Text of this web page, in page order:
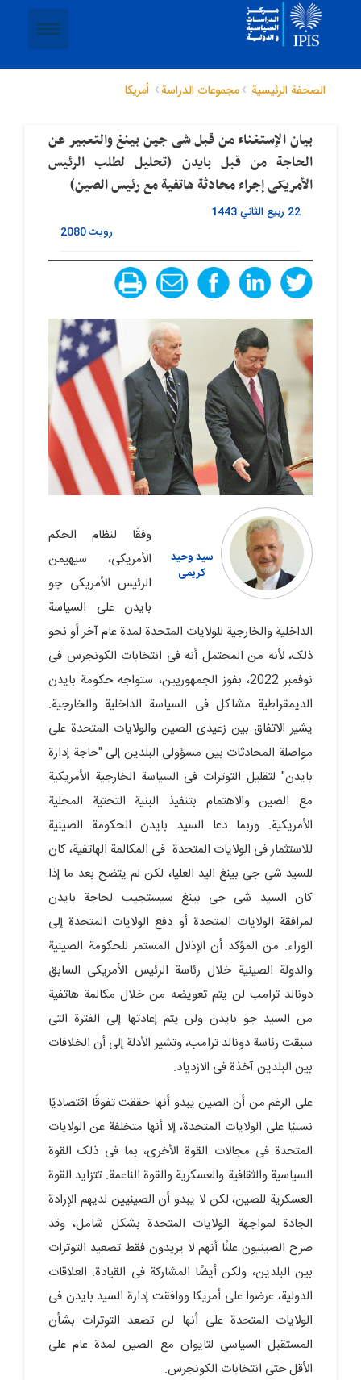
الصحفة الرئيسية مجموعات الدراسة أمريكا
بیان الإستغناء من قبل شی جین بینغ والتعبیر عن
الحاجة من قبل بایدن (تحلیل لطلب الرئیس
الأمریکی إجراء محادثة هاتفیة مع رئیس الصین)
22 ربيع الثاني 1443
رویت2080
سید وحید
کریمی
وفقًا لنظام الحکم
الأمریکی، سیهیمن
الرئیس الأمریکی جو
بایدن على السیاسة
الداخلیة والخارجیة للولایات المتحدة لمدة عام آخر أو نحو
ذلک، لأنه من المحتمل أنه فی انتخابات الکونجرس فی
نوفمبر 2022، بفوز الجمهوریین، ستواجه حکومة بایدن
الدیمقراطیة مشاکل فی السیاسة الداخلیة والخارجیة.
یشیر الاتفاق بین زعیدی الصین والولایات المتحدة على
مواصلة المحادثات بین مسؤولی البلدین إلى "حاجة إدارة
بایدن" لتقلیل التوترات فی السیاسة الخارجیة الأمریکیة
مع الصین والاهتمام بتنفیذ البنیة التحتیة المحلیة
الأمریکیة. وربما دعا السید بایدن الحکومة الصینیة
للاستثمار فی الولایات المتحدة. فی المکالمة الهاتفیة، کان
للسید شی جی بینغ الید العلیا، لکن لم یتضح بعد ما إذا
کان السید شی جی بینغ سیستجیب لحاجة بایدن
لمرافقة الولایات المتحدة أو دفع الولایات المتحدة إلى
الوراء. من المؤکد أن الإذلال المستمر للحکومة الصینیة
والدولة الصینیة خلال رئاسة الرئیس الأمریکی السابق
دونالد ترامب لن یتم تعویضه من خلال مکالمة هاتفیة
من السید جو بایدن ولن یتم إعادتها إلى الفترة التی
سبقت رئاسة دونالد ترامب، وتشیر الأدلة إلى أن الخلافات
بین البلدین آخذة فی الازدیاد.
على الرغم من أن الصین یبدو أنها حققت تفوقًا اقتصادیًا
نسبیًا على الولایات المتحدة، إلا أنها متخلفة عن الولایات
المتحدة فی مجالات القوة الأخرى، بما فی ذلک القوة
السیاسیة والثقافیة والعسکریة والقوة الناعمة. تتزاید القوة
العسکریة للصین، لکن لا یبدو أن الصینیین لدیهم الإرادة
الجادة لمواجهة الولایات المتحدة بشکل شامل، وقد
صرح الصینیون علنًا أنهم لا یریدون فقط تصعید التوترات
بین البلدین، ولکن أیضًا المشارکة فی القیادة. العلاقات
الدولیة، عرضوا على أمریکا ووافقت إدارة السید بایدن فی
الولایات المتحدة على أنها لن تصعد التوترات بشأن
المستقبل السیاسی لتایوان مع الصین لمدة عام على
الأقل حتى انتخابات الکونجرس.